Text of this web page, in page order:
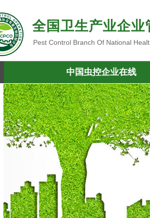
全国卫生产业企
Pest Control Branch Of National
中国虫控企业在线